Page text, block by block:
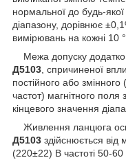
нормальної до будь-
діапазону, дорівнює
вимірювань на кожні 10
Межа допуску
Д5103, спричиненої
постійного або
частот) магнітного поля
кінцевого значення
Живлення ланцюга
Д5103 здійснюється від
(220±22) В частоті 50-